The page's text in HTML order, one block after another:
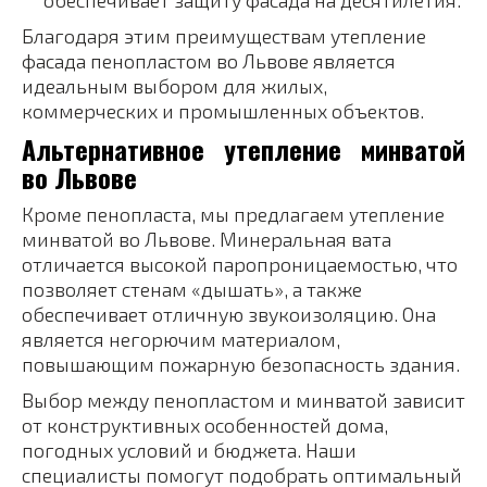
Благодаря этим преимуществам утепление
фасада пенопластом во Львове является
идеальным выбором для жилых,
коммерческих и промышленных объектов.
Альтернативное утепление минватой
во Львове
Кроме пенопласта, мы предлагаем утепление
минватой во Львове. Минеральная вата
отличается высокой паропроницаемостью, что
позволяет стенам «дышать», а также
обеспечивает отличную звукоизоляцию. Она
является негорючим материалом,
повышающим пожарную безопасность здания.
Выбор между пенопластом и минватой зависит
от конструктивных особенностей дома,
погодных условий и бюджета. Наши
специалисты помогут подобрать оптимальный